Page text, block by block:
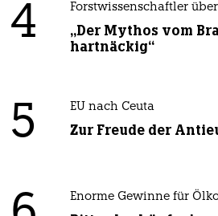
4 Forstwissenschaftler
„Der Mythos vom
hartnäckig“
5 EU nach Ceuta
Zur Freude der
Enorme Gewinne für